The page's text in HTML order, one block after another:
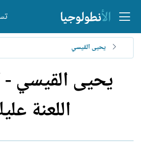
يحيى القيسي
يحيى القيسي -
اللعنة